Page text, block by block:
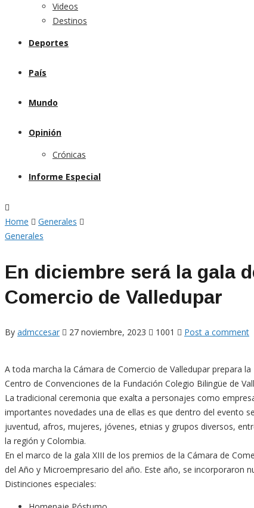
Videos
Destinos
Deportes
País
Mundo
Opinión
Crónicas
Informe Especial
Home
Generales
Generales
En diciembre será la gala
Comercio de Valledupar
By admccesar 27 noviembre, 2023 1001 Post a comment
A toda marcha la Cámara de Comercio de Valledupar prepara
Centro de Convenciones de la Fundación Colegio Bilingüe de
La tradicional ceremonia que exalta a personajes como
importantes novedades una de ellas es que dentro del evento
juventud, afros, mujeres, jóvenes, etnias y grupos diversos,
la región y Colombia.
En el marco de la gala XIII de los premios de la Cámara de
del Año y Microempresario del año. Este año, se incorporaron
Distinciones especiales: